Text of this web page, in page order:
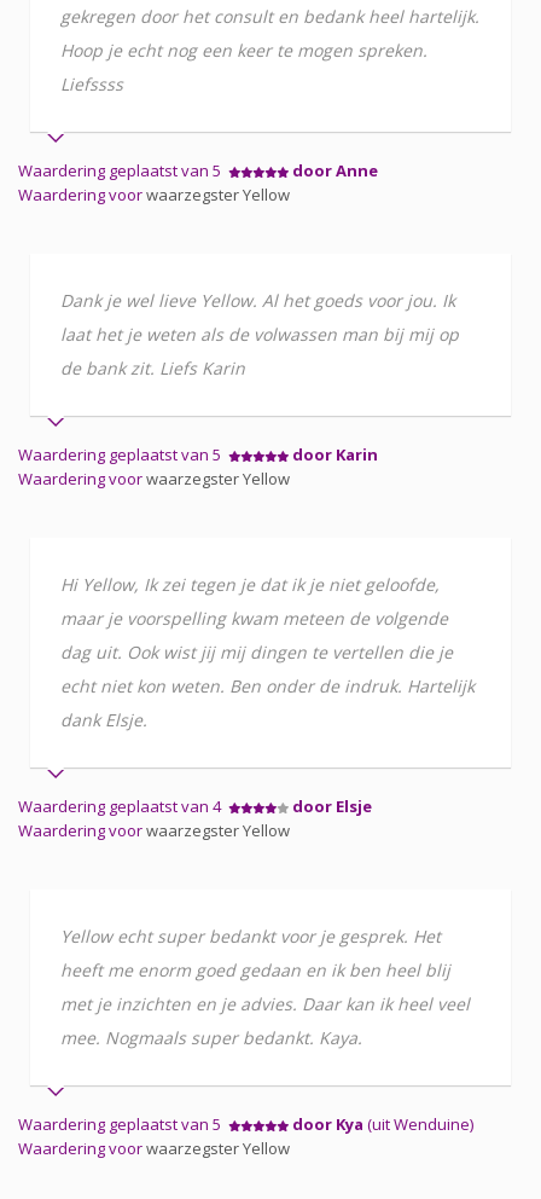
gekregen door het consult en bedank heel hartelijk.
Hoop je echt nog een keer te mogen spreken.
Liefssss
Waardering geplaatst van 5
door Anne
Waardering voorwaarzegster Yellow
Dank je wel lieve Yellow. Al het goeds voor jou. Ik
laat het je weten als de volwassen man bij mij op
de bank zit. Liefs Karin
Waardering geplaatst van 5
door Karin
Waardering voorwaarzegster Yellow
Hi Yellow, Ik zei tegen je dat ik je niet geloofde,
maar je voorspelling kwam meteen de volgende
dag uit. Ook wist jij mij dingen te vertellen die je
echt niet kon weten. Ben onder de indruk. Hartelijk
dank Elsje.
Waardering geplaatst van 4
door Elsje
Waardering voorwaarzegster Yellow
Yellow echt super bedankt voor je gesprek. Het
heeft me enorm goed gedaan en ik ben heel blij
met je inzichten en je advies. Daar kan ik heel veel
mee. Nogmaals super bedankt. Kaya.
Waardering geplaatst van 5 door Kya (uit Wenduine)
Waardering voorwaarzegster Yellow